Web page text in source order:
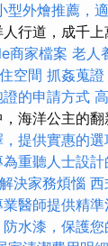
型外燴推薦，
行道，成千
商家檔案 老人
空間 抓姦蒐
的申請方式
海洋公主的
提供實惠的選
重聽人士設
決家務煩惱 西
醫師提供精準
防水漆，保護